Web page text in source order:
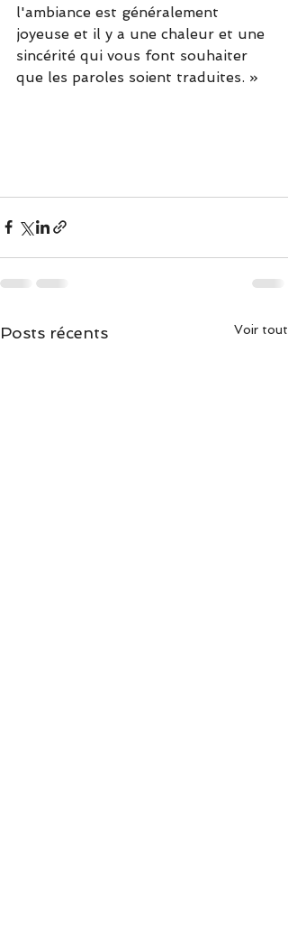
l'ambiance est généralement
joyeuse et il y a une chaleur et une
sincérité qui vous font souhaiter
que les paroles soient traduites. »
Posts récents Voir tout